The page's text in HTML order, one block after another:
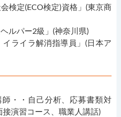
定(ECO検定)資格」(東京商
パー2級」(神奈川県)
ライラ解消指導員」(日本ア
・・自己分析、応募書類対
演習コース、職業人講話)